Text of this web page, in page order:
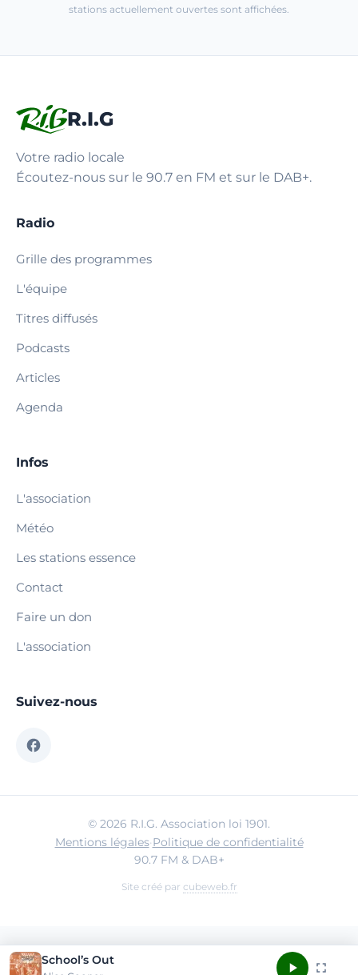
stations actuellement ouvertes sont affichées.
R.I.G
Votre radio locale
Écoutez-nous sur le 90.7 en FM et sur le DAB+.
Radio
Grille des programmes
L'équipe
Titres diffusés
Podcasts
Articles
Agenda
Infos
L'association
Météo
Les stations essence
Contact
Faire un don
L'association
Suivez-nous
© 2026 R.I.G. Association loi 1901.
Mentions légales·Politique de confidentialité
90.7 FM & DAB+
Site créé par cubeweb.fr
School’s Out